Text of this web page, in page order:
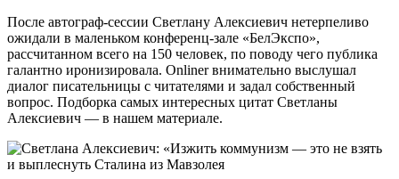
После автограф-сессии Светлану Алексиевич нетерпеливо
ожидали в маленьком конференц-зале «БелЭкспо»,
рассчитанном всего на 150 человек, по поводу чего публика
галантно иронизировала. Onliner внимательно выслушал
диалог писательницы с читателями и задал собственный
вопрос. Подборка самых интересных цитат Светланы
Алексиевич — в нашем материале.